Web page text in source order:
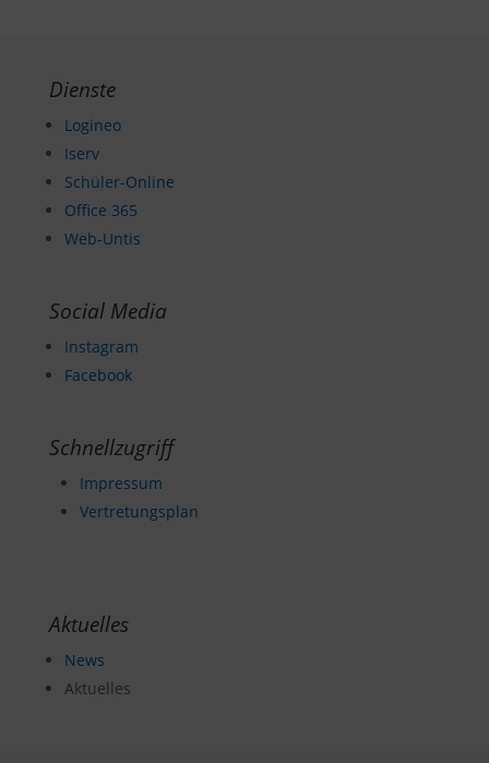
Dienste
Logineo
Iserv
Schüler-Online
Office 365
Web-Untis
Social Media
Instagram
Facebook
Schnellzugriff
Impressum
Vertretungsplan
Aktuelles
News
Aktuelles